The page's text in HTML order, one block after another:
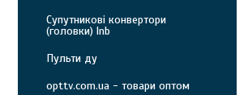
Супутникові конвертори
(головки) lnb
Пульти ду
opttv.com.ua - товари оптом